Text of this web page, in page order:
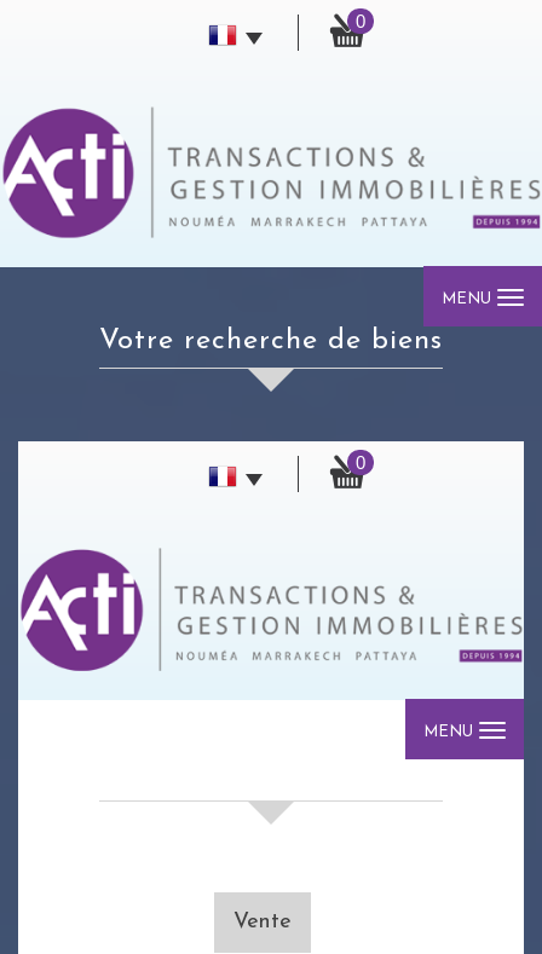
0
MENU
votre recherche de biens
0
MENU
Vente